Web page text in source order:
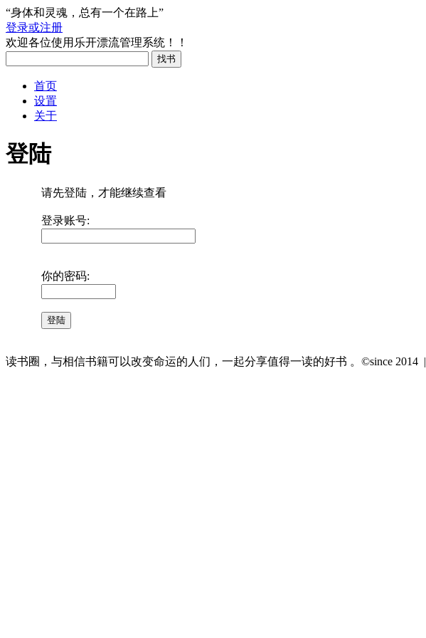
“身体和灵魂，总有一个在路上”
登录或注册
欢迎各位使用乐开漂流管理系统！！
首页
设置
关于
登陆
请先登陆，才能继续查看
登录账号:
你的密码:
读书圈，与相信书籍可以改变命运的人们，一起分享值得一读的好书 。©since 2014 |